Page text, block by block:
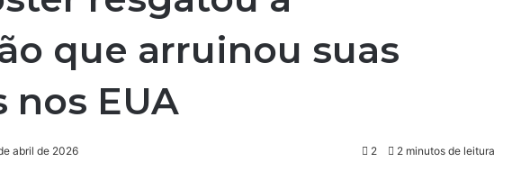
que arruinou suas
nos EUA
abril de 2026 2 2 minutos de leitura